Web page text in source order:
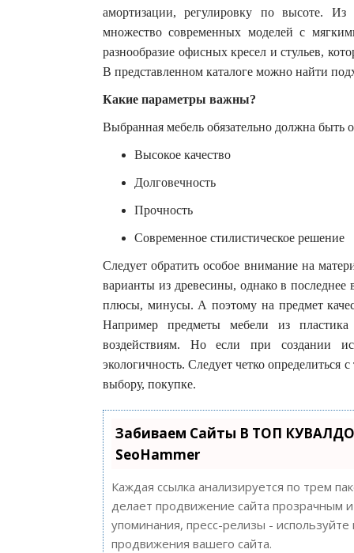
амортизации, регулировку по высоте.
множество современных моделей с
разнообразие офисных кресел и стульев,
В представленном каталоге можно найти
Какие параметры важны?
Выбранная мебель обязательно должна быть
Высокое качество
Долговечность
Прочность
Современное стилистическое решение
Следует обратить особое внимание на
варианты из древесины, однако в
плюсы, минусы. А поэтому на предмет
Например предметы мебели из
воздействиям. Но если при создании
экологичность. Следует четко определиться
выбору, покупке.
Забиваем Сайты В ТОП
SeoHammer
Каждая ссылка анализируется по трем
делает продвижение сайта прозрачным
упоминания, пресс-релизы -
продвижения вашего сайта.